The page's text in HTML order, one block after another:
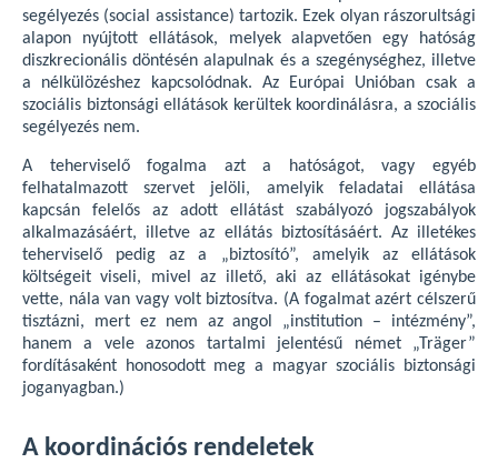
segélyezés (social assistance) tartozik. Ezek olyan rászorultsági
alapon nyújtott ellátások, melyek alapvetően egy hatóság
diszkrecionális döntésén alapulnak és a szegénységhez, illetve
a nélkülözéshez kapcsolódnak. Az Európai Unióban csak a
szociális biztonsági ellátások kerültek koordinálásra, a szociális
segélyezés nem.
A teherviselő fogalma azt a hatóságot, vagy egyéb
felhatalmazott szervet jelöli, amelyik feladatai ellátása
kapcsán felelős az adott ellátást szabályozó jogszabályok
alkalmazásáért, illetve az ellátás biztosításáért. Az illetékes
teherviselő pedig az a „biztosító”, amelyik az ellátások
költségeit viseli, mivel az illető, aki az ellátásokat igénybe
vette, nála van vagy volt biztosítva. (A fogalmat azért célszerű
tisztázni, mert ez nem az angol „institution – intézmény”,
hanem a vele azonos tartalmi jelentésű német „Träger”
fordításaként honosodott meg a magyar szociális biztonsági
joganyagban.)
A koordinációs rendeletek